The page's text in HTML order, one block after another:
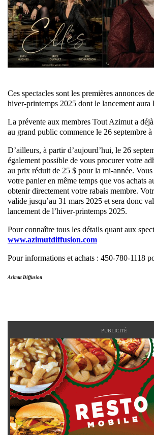
Ces spectacles sont les premières annonces
hiver-printemps 2025 dont le lancement aura
La prévente aux membres Tout Azimut a
au grand public commence le 26 septembre
D’ailleurs, à partir d’aujourd’hui, le 26
également possible de vous procurer votre
au prix réduit de 25 $ pour la mi-année. Vous
votre panier en même temps que vos achats
obtenir directement votre rabais membre.
valide jusqu’au 31 mars 2025 et sera donc
lancement de l’hiver-printemps 2025.
Pour connaître tous les détails quant aux
www.azimutdiffusion.com
Pour informations et achats : 450-780-1118
Azimut Diffusion
PUBLICITÉ